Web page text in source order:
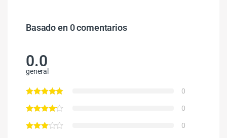
Basado en 0 comentarios
0.0
general
0
0
0